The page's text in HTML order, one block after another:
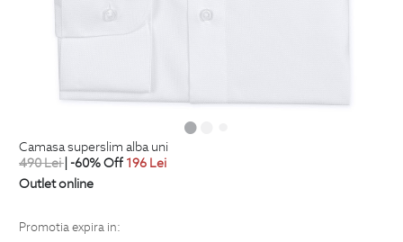
camasa superslim alba uni
490Lei | -60% Off 196 Lei
Outlet online
Promotia expira in: